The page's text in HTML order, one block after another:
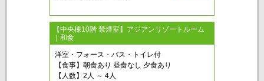
【中央棟10階 禁煙室】アジアンリゾートルーム
｜和食
洋室・フォース・バス・トイレ付
【食事】朝食あり 昼食なし 夕食あり
【人数】2人 ～ 4人